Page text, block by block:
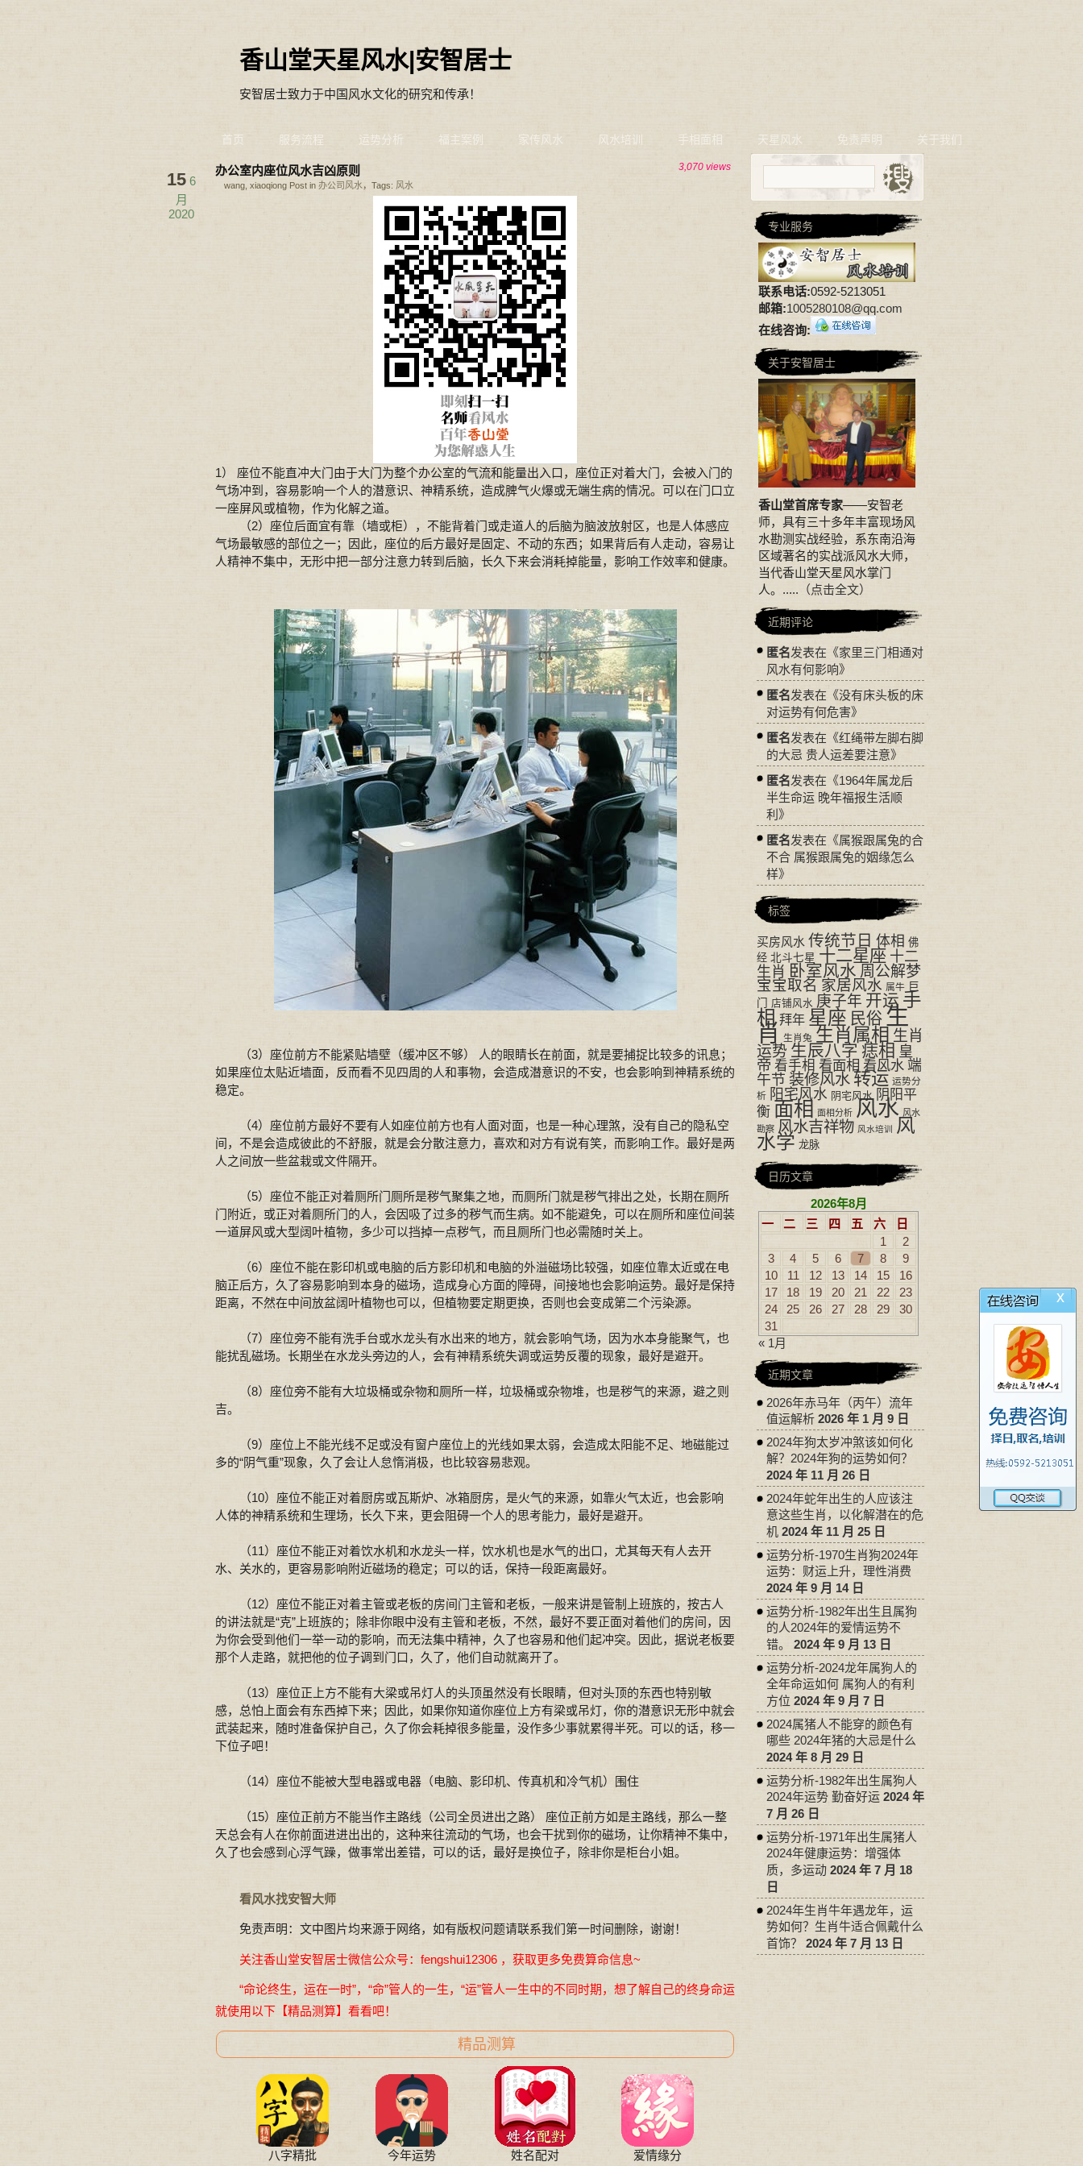
香山堂天星风水|安智居士
安智居士致力于中国风水文化的研究和传承！
首页 服务流程 运势分析 福主案例 家传风水 风水培训 手相面相 天星风水 免责声明 关于我们
办公室内座位风水吉凶原则
wang, xiaoqiong Post in 办公司风水 ，Tags: 风水
15 6
月
2020
3,070 views
1） 座位不能直冲大门由于大门为整个办公室的气流和能量出入口，座位正对着大门，会被入门的
气场冲到，容易影响一个人的潜意识、神精系统，造成脾气火爆或无端生病的情况。可以在门口立
一座屏风或植物，作为化解之道。
（2）座位后面宜有靠（墙或柜），不能背着门或走道人的后脑为脑波放射区，也是人体感应
气场最敏感的部位之一；因此，座位的后方最好是固定、不动的东西；如果背后有人走动，容易让
人精神不集中，无形中把一部分注意力转到后脑，长久下来会消耗掉能量，影响工作效率和健康。
（3）座位前方不能紧贴墙壁（缓冲区不够） 人的眼睛长在前面，就是要捕捉比较多的讯息；
如果座位太贴近墙面，反而看不见四周的人和事物，会造成潜意识的不安，也会影响到神精系统的
稳定。
（4）座位前方最好不要有人如座位前方也有人面对面，也是一种心理煞，没有自己的隐私空
间，不是会造成彼此的不舒服，就是会分散注意力，喜欢和对方有说有笑，而影响工作。最好是两
人之间放一些盆栽或文件隔开。
（5）座位不能正对着厕所门厕所是秽气聚集之地，而厕所门就是秽气排出之处，长期在厕所
门附近，或正对着厕所门的人，会因吸了过多的秽气而生病。如不能避免，可以在厕所和座位间装
一道屏风或大型阔叶植物，多少可以挡掉一点秽气，而且厕所门也必需随时关上。
（6）座位不能在影印机或电脑的后方影印机和电脑的外溢磁场比较强，如座位靠太近或在电
脑正后方，久了容易影响到本身的磁场，造成身心方面的障碍，间接地也会影响运势。最好是保持
距离，不然在中间放盆阔叶植物也可以，但植物要定期更换，否则也会变成第二个污染源。
（7）座位旁不能有洗手台或水龙头有水出来的地方，就会影响气场，因为水本身能聚气，也
能扰乱磁场。长期坐在水龙头旁边的人，会有神精系统失调或运势反覆的现象，最好是避开。
（8）座位旁不能有大垃圾桶或杂物和厕所一样，垃圾桶或杂物堆，也是秽气的来源，避之则
吉。
（9）座位上不能光线不足或没有窗户座位上的光线如果太弱，会造成太阳能不足、地磁能过
多的“阴气重”现象，久了会让人怠惰消极，也比较容易悲观。
（10）座位不能正对着厨房或瓦斯炉、冰箱厨房，是火气的来源，如靠火气太近，也会影响
人体的神精系统和生理场，长久下来，更会阻碍一个人的思考能力，最好是避开。
（11）座位不能正对着饮水机和水龙头一样，饮水机也是水气的出口，尤其每天有人去开
水、关水的，更容易影响附近磁场的稳定；可以的话，保持一段距离最好。
（12）座位不能正对着主管或老板的房间门主管和老板，一般来讲是管制上班族的，按古人
的讲法就是“克”上班族的；除非你眼中没有主管和老板，不然，最好不要正面对着他们的房间，因
为你会受到他们一举一动的影响，而无法集中精神，久了也容易和他们起冲突。因此，据说老板要
那个人走路，就把他的位子调到门口，久了，他们自动就离开了。
（13）座位正上方不能有大梁或吊灯人的头顶虽然没有长眼睛，但对头顶的东西也特别敏
感，总怕上面会有东西掉下来；因此，如果你知道你座位上方有梁或吊灯，你的潜意识无形中就会
武装起来，随时准备保护自己，久了你会耗掉很多能量，没作多少事就累得半死。可以的话，移一
下位子吧！
（14）座位不能被大型电器或电器（电脑、影印机、传真机和冷气机）围住
（15）座位正前方不能当作主路线（公司全员进出之路） 座位正前方如是主路线，那么一整
天总会有人在你前面进进出出的，这种来往流动的气场，也会干扰到你的磁场，让你精神不集中，
久了也会感到心浮气躁，做事常出差错，可以的话，最好是换位子，除非你是柜台小姐。
看风水找安智大师
免责声明：文中图片均来源于网络，如有版权问题请联系我们第一时间删除，谢谢！
关注香山堂安智居士微信公众号：fengshui12306 ，获取更多免费算命信息~
“命论终生，运在一时”，“命”管人的一生，“运”管人一生中的不同时期，想了解自己的终身命运
就使用以下【精品测算】看看吧！
精品测算
八字精批 今年运势 姓名配对 爱情缘分
专业服务
联系电话:0592-5213051
邮箱:1005280108@qq.com
在线咨询:
关于安智居士
香山堂首席专家——安智老
师，具有三十多年丰富现场风
水勘测实战经验，系东南沿海
区域著名的实战派风水大师，
当代香山堂天星风水掌门
人。..... （点击全文）
近期评论
匿名发表在《家里三门相通对
风水有何影响》
匿名发表在《没有床头板的床
对运势有何危害》
匿名发表在《红绳带左脚右脚
的大忌 贵人运差要注意》
匿名发表在《1964年属龙后
半生命运 晚年福报生活顺
利 》
匿名发表在《属猴跟属兔的合
不合 属猴跟属兔的姻缘怎么
样》
标签
买房风水 传统节日 体相 佛
经 北斗七星 十二星座 十二
生肖 卧室风水 周公解梦
宝宝取名 家居风水 属牛 巨
门
店铺风水 庚子年 开运 手
相 拜年 星座 民俗 生
肖 生肖兔 生肖属相 生肖
运势 生辰八字 痣相 皇
帝 看手相 看面相 看风水 端
午节 装修风水 转运 运势分
析 阳宅风水 阴宅风水 阴阳平
衡 面相 面相分析 风水 风水
勘察 风水吉祥物 风水培训 风
水学 龙脉
日历文章
2026年8月
一
二 三 四 五 六
日
1
2
3
4 5 6 7 8
9
10
11 12 13 14 15
16
17
18 19 20 21 22
23
24
25 26 27 28 29
30
31
« 1月
近期文章
2026年赤马年（丙午）流年
值运解析 2026 年 1 月 9 日
2024年狗太岁冲煞该如何化
解？2024年狗的运势如何？
2024 年 11 月 26 日
2024年蛇年出生的人应该注
意这些生肖，以化解潜在的危
机 2024 年 11 月 25 日
运势分析-1970生肖狗2024年
运势：财运上升，理性消费
2024 年 9 月 14 日
运势分析-1982年出生且属狗
的人2024年的爱情运势不
错。
2024 年 9 月 13 日
运势分析-2024龙年属狗人的
全年命运如何 属狗人的有利
方位 2024 年 9 月 7 日
2024属猪人不能穿的颜色有
哪些 2024年猪的大忌是什么
2024 年 8 月 29 日
运势分析-1982年出生属狗人
2024年运势 勤奋好运 2024 年
7 月 26 日
运势分析-1971年出生属猪人
2024年健康运势：增强体
质，多运动 2024 年 7 月 18
日
2024年生肖牛年遇龙年，运
势如何？生肖牛适合佩戴什么
首饰？
2024 年 7 月 13 日
x